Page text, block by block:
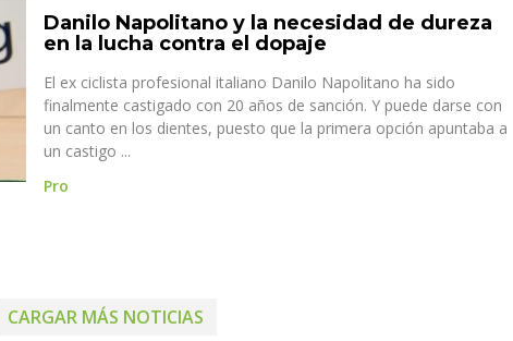
Danilo Napolitano y la necesidad de dureza
en la lucha contra el dopaje
El ex ciclista profesional italiano Danilo Napolitano ha sido
finalmente castigado con 20 años de sanción. Y puede darse con
un canto en los dientes, puesto que la primera opción apuntaba a
un castigo ...
Pro
CARGAR MÁS NOTICIAS